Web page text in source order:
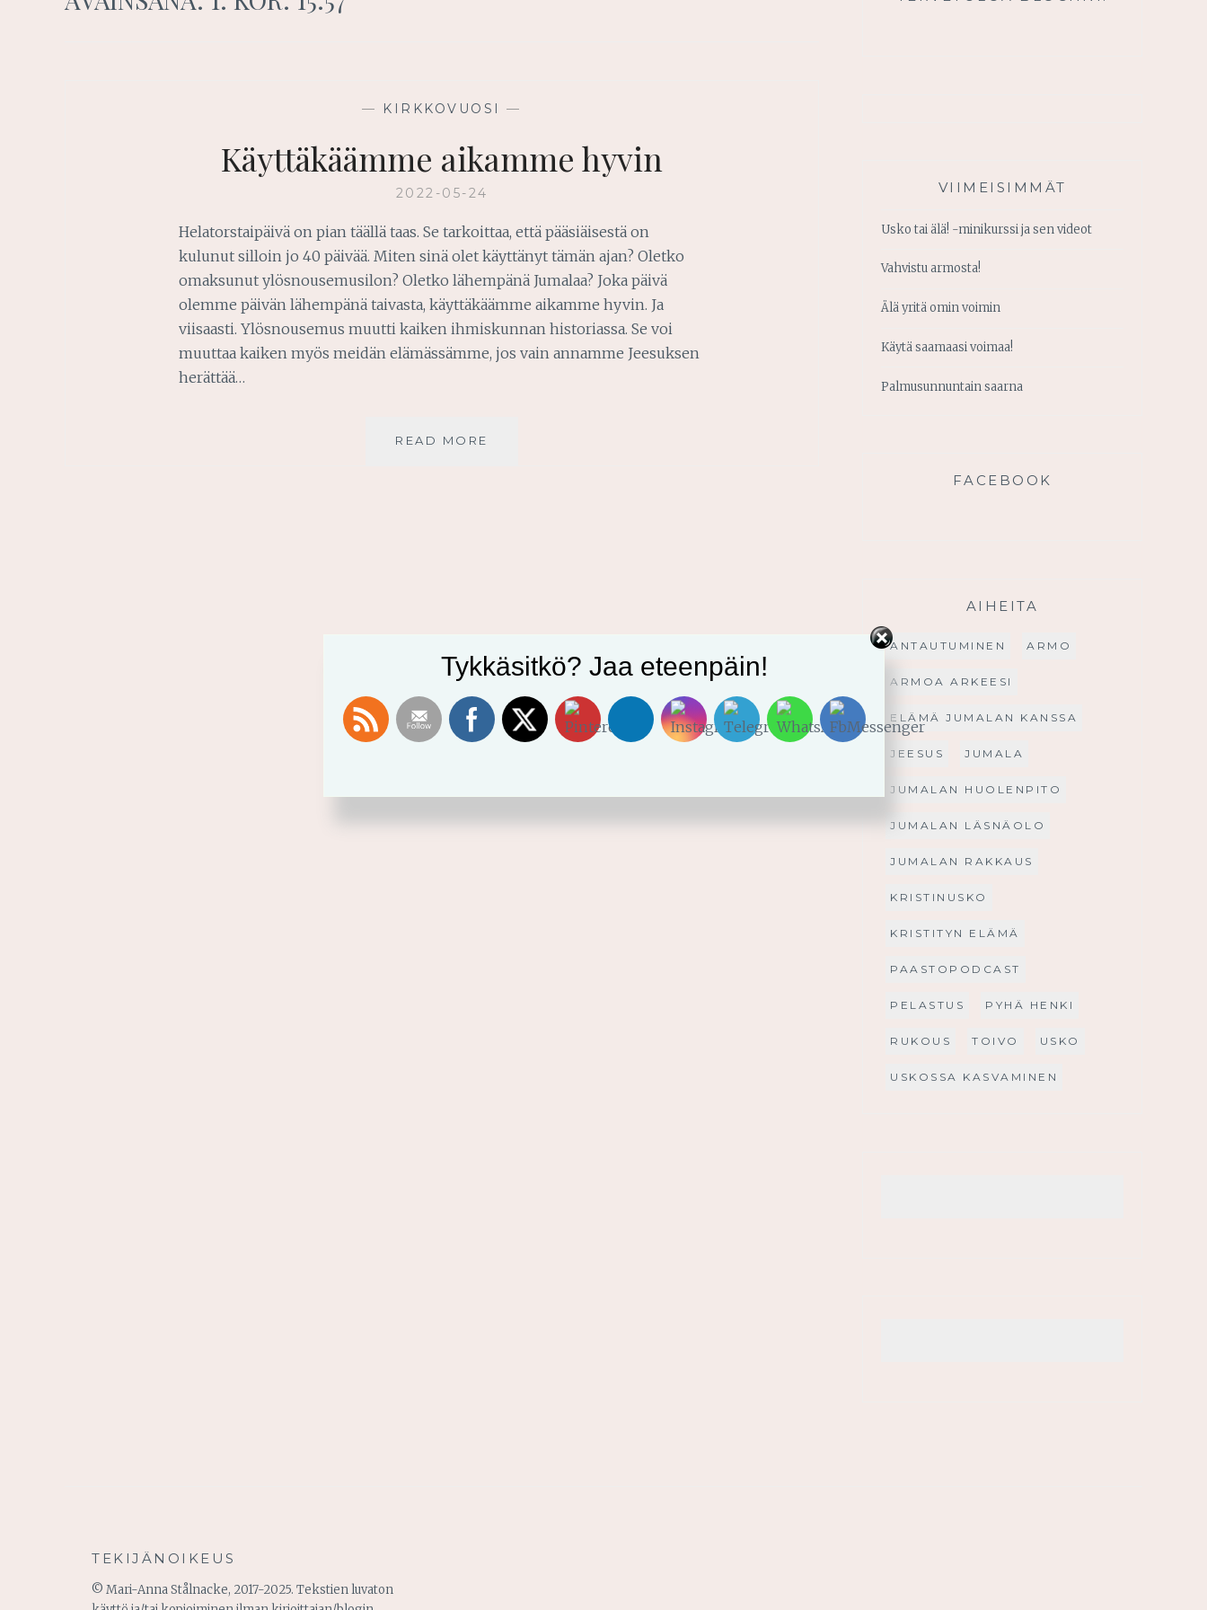
— KIRKKOVUOSI —
Käyttäkäämme aikamme hyvin
2022-05-24
Helatorstaipäivä on pian täällä taas. Se tarkoittaa, että pääsiäisestä on
kulunut silloin jo 40 päivää. Miten sinä olet käyttänyt tämän ajan? Oletko
omaksunut ylösnousemusilon? Oletko lähempänä Jumalaa? Joka päivä
olemme päivän lähempänä taivasta, käyttäkäämme aikamme hyvin. Ja
viisaasti. Ylösnousemus muutti kaiken ihmiskunnan historiassa. Se voi
muuttaa kaiken myös meidän elämässämme, jos vain annamme Jeesuksen
herättää…
READ MORE
VIIMEISIMMÄT
Usko tai älä! -minikurssi ja sen videot
Vahvistu armosta!
Älä yritä omin voimin
Käytä saamaasi voimaa!
Palmusunnuntain saarna
FACEBOOK
AIHEITA
ANTAUTUMINEN ARMO
ARMOA ARKEESI
ELÄMÄ JUMALAN KANSSA
JEESUS JUMALA
JUMALAN HUOLENPITO
JUMALAN LÄSNÄOLO
JUMALAN RAKKAUS
KRISTINUSKO
KRISTITYN ELÄMÄ
PAASTOPODCAST
PELASTUS PYHÄ HENKI
RUKOUS TOIVO USKO
USKOSSA KASVAMINEN
TEKIJÄNOIKEUS
© Mari-Anna Stålnacke, 2017-2025. Tekstien luvaton
Tykkäsitkö? Jaa eteenpäin!